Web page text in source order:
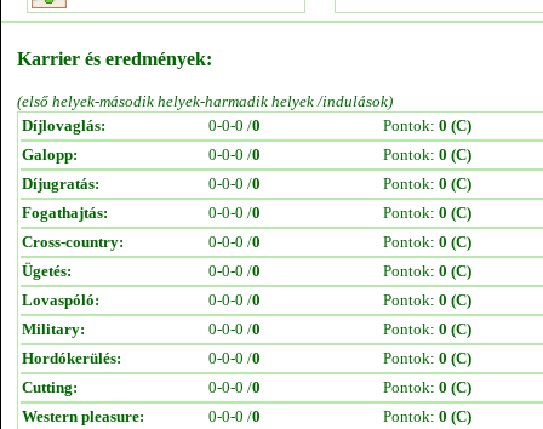
Karrier és eredmények:
(első helyek-második helyek-harmadik helyek /indulások)
Díjlovaglás:
0-0-0 /0 Pontok: 0 (C)
Galopp:
0-0-0 /0 Pontok: 0 (C)
Díjugratás:
0-0-0 /0 Pontok: 0 (C)
Fogathajtás:
0-0-0 /0 Pontok: 0 (C)
Cross-country:
0-0-0 /0 Pontok: 0 (C)
Ügetés:
0-0-0 /0 Pontok: 0 (C)
Lovaspóló:
0-0-0 /0 Pontok: 0 (C)
Military:
0-0-0 /0 Pontok: 0 (C)
Hordókerülés:
0-0-0 /0 Pontok: 0 (C)
Cutting:
0-0-0 /0 Pontok: 0 (C)
Western pleasure:
0-0-0 /0 Pontok: 0 (C)